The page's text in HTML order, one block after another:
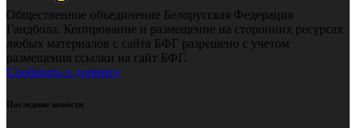
Общественное объединение Белорусская Федерация
Гандбола. Копирование и размещение на сторонних ресурсах
любых материалов с сайта БФГ разрешено с учетом
размещения ссылки на сайт БФГ.
Сообщить о допинге
Последние новости